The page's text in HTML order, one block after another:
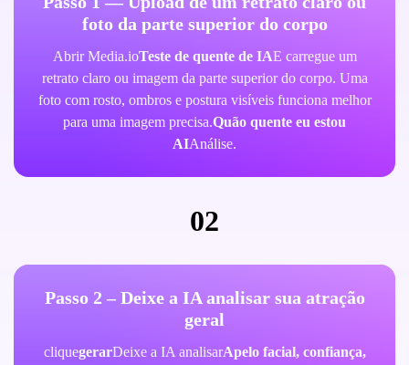
foto da parte superior do corpo
Abrir Media.ioTeste de quente de IAE carregue um
retrato claro ou imagem da parte superior do corpo. Uma
foto com rosto, ombros e postura visíveis funciona melhor
para uma imagem precisa.Quão quente eu estou
AIAnálise.
02
Passo 2 – Deixe a IA analisar sua atração
geral
cliquegerarDeixe a IA analisarApelo facial, confiança,